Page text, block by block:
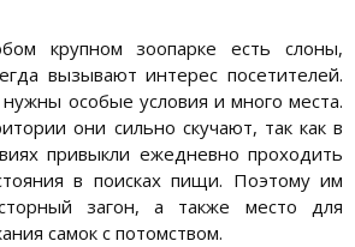
крупном зоопарке есть слоны,
вызывают интерес посетителей.
особые условия и много места.
они сильно скучают, так как в
привыкли ежедневно проходить
в поисках пищи. Поэтому им
загон, а также место для
самок с потомством.